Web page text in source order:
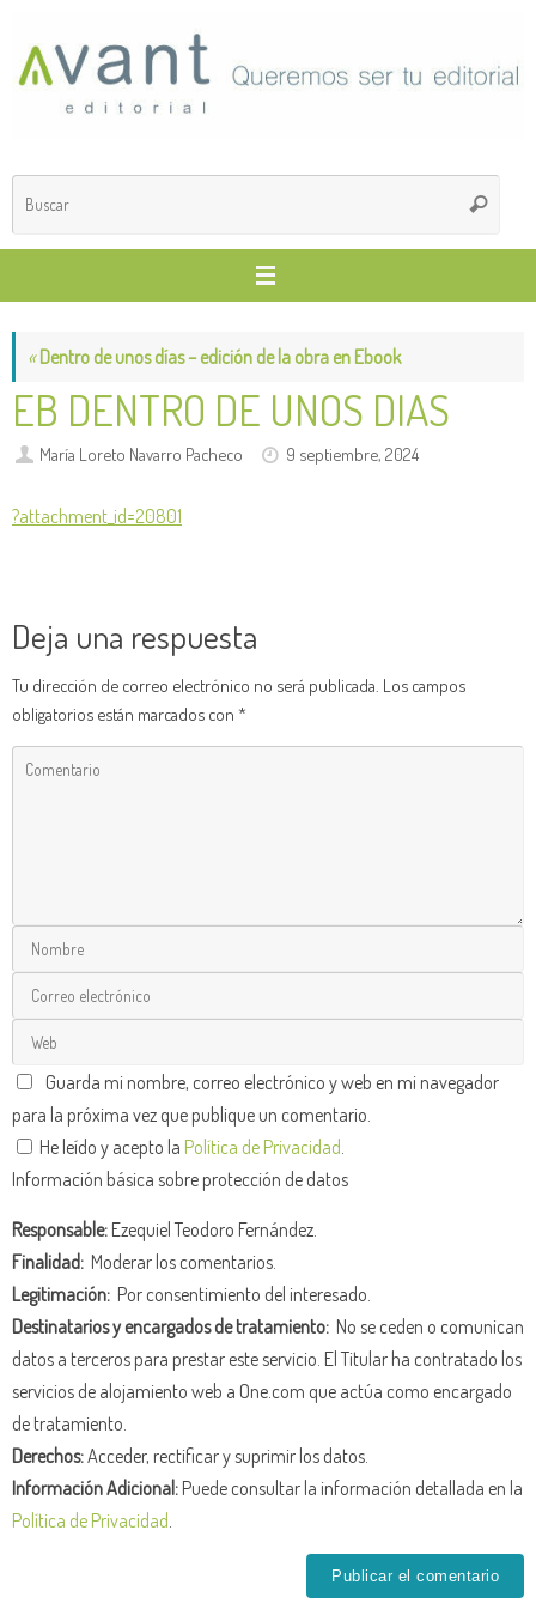
contenido
Buscar
«Dentro de unos días – edición de la obra en Ebook
EB DENTRO DE UNOS DIAS
María Loreto Navarro Pacheco 9 septiembre, 2024
?attachment_id=20801
Deja una respuesta
Tu dirección de correo electrónico no será publicada. Los campos
obligatorios están marcados con *
Guarda mi nombre, correo electrónico y web en mi navegador
para la próxima vez que publique un comentario.
He leído y acepto la Política de Privacidad
Información básica sobre protección de datos
Responsable:Ezequiel Teodoro Fernández.
Finalidad: Moderar los comentarios.
Legitimación: Por consentimiento del interesado.
Destinatarios y encargados de tratamiento: No se ceden o comunican
datos a terceros para prestar este servicio. El Titular ha contratado los
servicios de alojamiento web a One.com que actúa como encargado
de tratamiento.
Derechos:Acceder, rectificar y suprimir los datos.
Información Adicional:Puede consultar la información detallada en la
Política de Privacidad